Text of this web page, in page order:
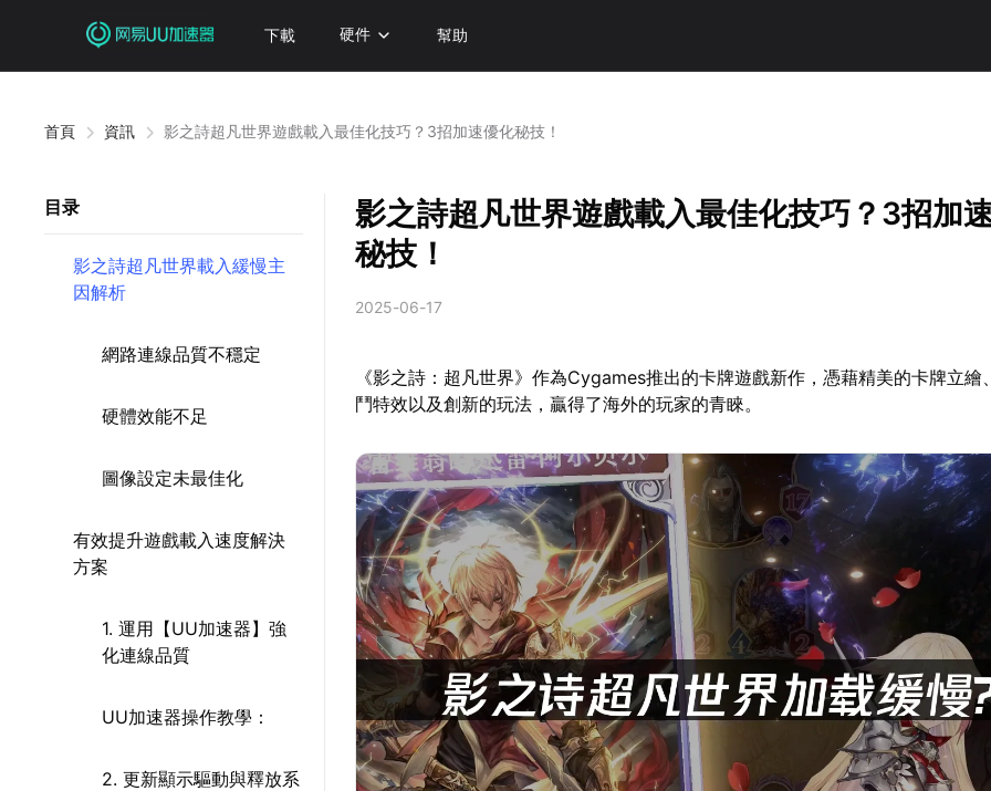
下載 硬件 幫助
首頁 資訊 影之詩超凡世界遊戲載入最佳化技巧？3招加速優化秘技！
目录
影之詩超凡世界載入緩慢主
因解析
網路連線品質不穩定
硬體效能不足
圖像設定未最佳化
有效提升遊戲載入速度解決
方案
1. 運用【UU加速器】強
化連線品質
UU加速器操作教學：
2. 更新顯示驅動與釋放系
影之詩超凡世界遊戲載入最佳化技巧？3招加
秘技！
2025-06-17
《影之詩：超凡世界》作為Cygames推出的卡牌遊戲新作，憑藉精美的卡牌立繪
鬥特效以及創新的玩法，贏得了海外的玩家的青睞。